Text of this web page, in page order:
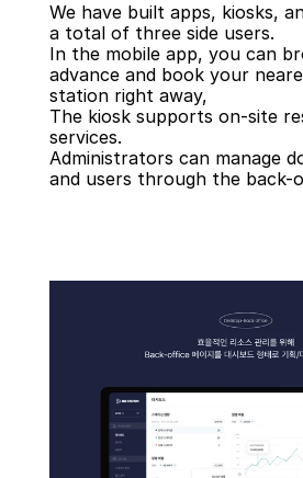
We have built apps, kiosks,
a total of three side users.
In the mobile app, you can
advance and book your
station right away,
The kiosk supports on-site
services.
Administrators can manage
and users through the back-